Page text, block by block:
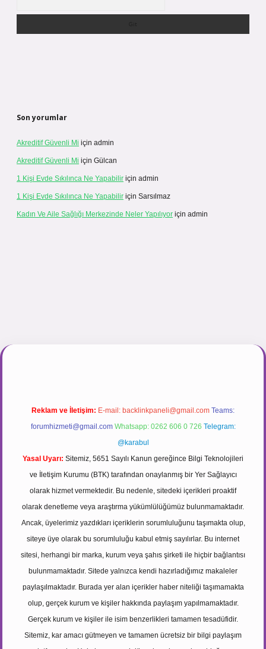
Son yorumlar
Akreditif Güvenli Mi için admin
Akreditif Güvenli Mi için Gülcan
1 Kişi Evde Sıkılınca Ne Yapabilir için admin
1 Kişi Evde Sıkılınca Ne Yapabilir için Sarsılmaz
Kadın Ve Aile Sağlığı Merkezinde Neler Yapılıyor için admin
Reklam ve İletişim: E-mail: backlinkpaneli@gmail.com Teams:
forumhizmeti@gmail.com Whatsapp: 0262 606 0 726 Telegram:
@karabul
Yasal Uyarı: Sitemiz, 5651 Sayılı Kanun gereğince Bilgi Teknolojileri
ve İletişim Kurumu (BTK) tarafından onaylanmış bir Yer Sağlayıcı
olarak hizmet vermektedir. Bu nedenle, sitedeki içerikleri proaktif
olarak denetleme veya araştırma yükümlülüğümüz bulunmamaktadır.
Ancak, üyelerimiz yazdıkları içeriklerin sorumluluğunu taşımakta olup,
siteye üye olarak bu sorumluluğu kabul etmiş sayılırlar. Bu internet
sitesi, herhangi bir marka, kurum veya şahıs şirketi ile hiçbir bağlantısı
bulunmamaktadır. Sitede yalnızca kendi hazırladığımız makaleler
paylaşılmaktadır. Burada yer alan içerikler haber niteliği taşımamakta
olup, gerçek kurum ve kişiler hakkında paylaşım yapılmamaktadır.
Gerçek kurum ve kişiler ile isim benzerlikleri tamamen tesadüfidir.
Sitemiz, kar amacı gütmeyen ve tamamen ücretsiz bir bilgi paylaşım